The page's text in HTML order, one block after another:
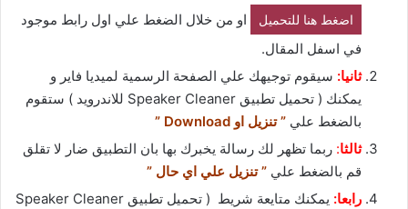
اضغط هنا للتحميل
او من خلال الضغط علي اول رابط موجود
في اسفل المقال.
ثانيا: سيقوم توجيهك علي الصفحة الرسمية لميديا فاير و
يمكنك ( تحميل تطبيق Speaker Cleaner للاندرويد ) ستقوم
بالضغط علي ” تنزيل او Download ”
ثالثا: ربما تظهر لك رسالة يخبرك بها بان التطبيق ضار لا تقلق
قم بالضغط علي ” تنزيل علي اي حال ”
رابعا:
يمكنك متايعة شريط ( تحميل تطبيق Speaker Cleaner